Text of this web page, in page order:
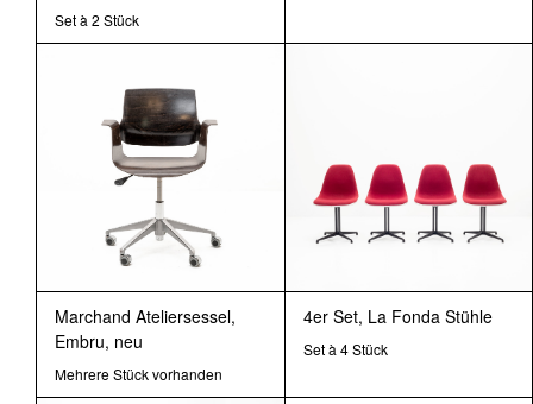
Set à 2 Stück
Marchand Ateliersessel,
Embru, neu
Mehrere Stück vorhanden
4er Set, La Fonda Stühle
Set à 4 Stück